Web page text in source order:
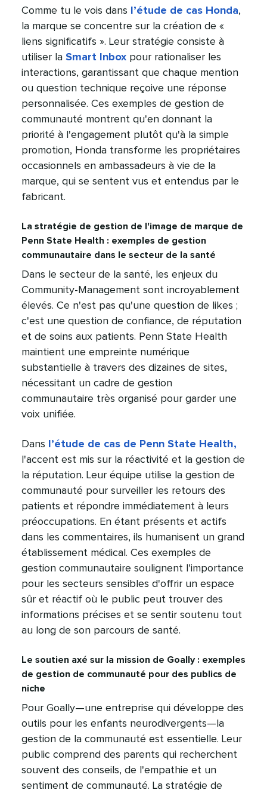
Comme tu le vois dans l’étude de cas Honda,
la marque se concentre sur la création de «
liens significatifs ». Leur stratégie consiste à
utiliser la Smart Inbox pour rationaliser les
interactions, garantissant que chaque mention
ou question technique reçoive une réponse
personnalisée. Ces exemples de gestion de
communauté montrent qu'en donnant la
priorité à l'engagement plutôt qu'à la simple
promotion, Honda transforme les propriétaires
occasionnels en ambassadeurs à vie de la
marque, qui se sentent vus et entendus par le
fabricant.​​
La stratégie de gestion de l'image de marque de
Penn State Health : exemples de gestion
communautaire dans le secteur de la santé​​
Dans le secteur de la santé, les enjeux du
Community-Management sont incroyablement
élevés. Ce n'est pas qu'une question de likes ;
c'est une question de confiance, de réputation
et de soins aux patients. Penn State Health
maintient une empreinte numérique
substantielle à travers des dizaines de sites,
nécessitant un cadre de gestion
communautaire très organisé pour garder une
voix unifiée.​​
Dans
l’étude de cas de Penn State Health,
l'accent est mis sur la réactivité et la gestion de
la réputation. Leur équipe utilise la gestion de
communauté pour surveiller les retours des
patients et répondre immédiatement à leurs
préoccupations. En étant présents et actifs
dans les commentaires, ils humanisent un grand
établissement médical. Ces exemples de
gestion communautaire soulignent l'importance
pour les secteurs sensibles d'offrir un espace
sûr et réactif où le public peut trouver des
informations précises et se sentir soutenu tout
au long de son parcours de santé.​​
Le soutien axé sur la mission de Goally : exemples
de gestion de communauté pour des publics de
niche​​
Pour Goally—une entreprise qui développe des
outils pour les enfants neurodivergents—la
gestion de la communauté est essentielle. Leur
public comprend des parents qui recherchent
souvent des conseils, de l'empathie et un
sentiment de communauté. La stratégie de